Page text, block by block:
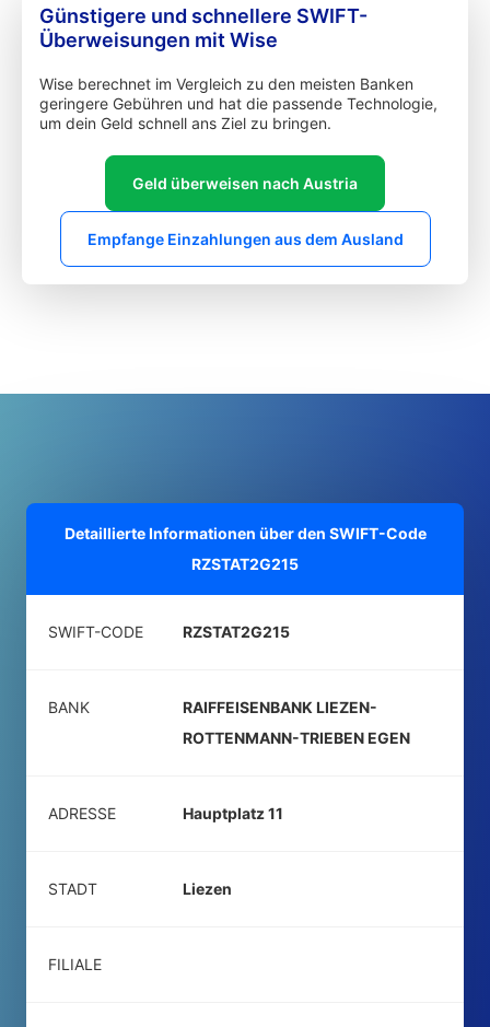
Günstigere und schnellere SWIFT-
Überweisungen mit Wise
Wise berechnet im Vergleich zu den meisten Banken
geringere Gebühren und hat die passende Technologie,
um dein Geld schnell ans Ziel zu bringen.
Geld überweisen nach Austria
Empfange Einzahlungen aus dem Ausland
Detaillierte Informationen über den SWIFT-Code
RZSTAT2G215
SWIFT-CODE RZSTAT2G215
BANK
RAIFFEISENBANK LIEZEN-
ROTTENMANN-TRIEBEN EGEN
ADRESSE Hauptplatz 11
STADT Liezen
FILIALE